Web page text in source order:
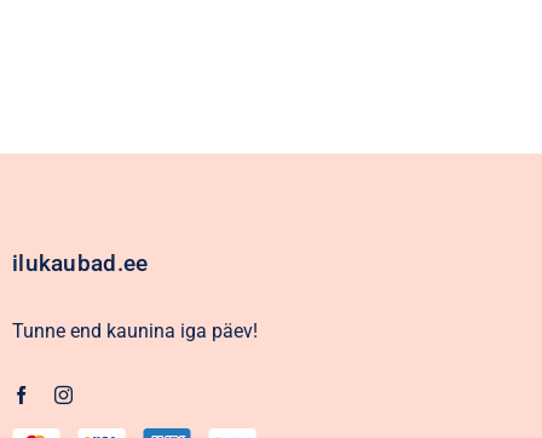
ilukaubad.ee
Tunne end kaunina iga päev!